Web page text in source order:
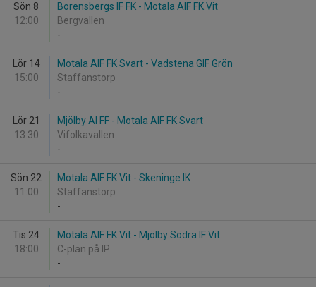
Sön 8
12:00
Borensbergs IF FK - Motala AIF FK Vit
Bergvallen
-
Lör 14
15:00
Motala AIF FK Svart - Vadstena GIF Grön
Staffanstorp
-
Lör 21
13:30
Mjölby AI FF - Motala AIF FK Svart
Vifolkavallen
-
Sön 22
11:00
Motala AIF FK Vit - Skeninge IK
Staffanstorp
-
Tis 24
18:00
Motala AIF FK Vit - Mjölby Södra IF Vit
C-plan på IP
-